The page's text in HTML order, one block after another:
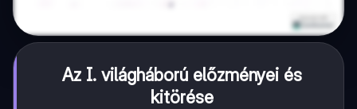
Az I. világháború előzményei és
kitörése